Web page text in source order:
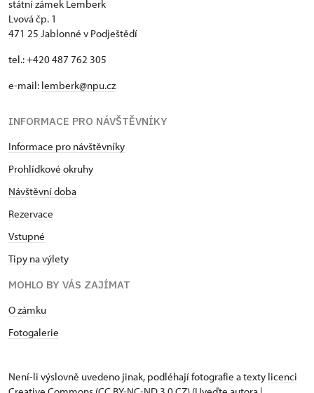
státní zámek Lemberk
Lvová čp. 1
471 25 Jablonné v Podještědí
tel.: +420 487 762 305
e-mail: lemberk@npu.cz
INFORMACE PRO NÁVŠTĚVNÍKY
Informace pro návštěvníky
Prohlídkové okruhy
Návštěvní doba
Rezervace
Vstupné
Tipy na výlety
MOHLO BY VÁS ZAJÍMAT
O zámku
Fotogalerie
Není-li výslovně uvedeno jinak, podléhají fotografie a texty licenci